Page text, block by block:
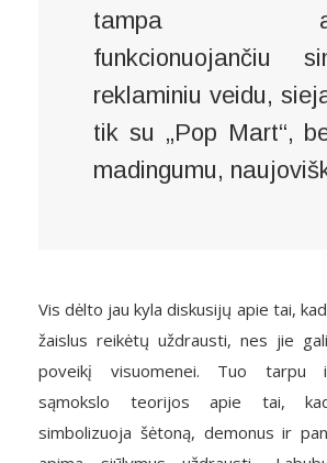
tampa
funkcionuojančiu
reklaminiu veidu,
tik su „Pop Mart“,
madingumu,
Vis dėlto jau kyla diskusijų apie tai,
žaislus reikėtų uždrausti, nes jie
poveikį visuomenei. Tuo tarpu
sąmokslo teorijos apie tai,
simbolizuoja šėtoną, demonus ir